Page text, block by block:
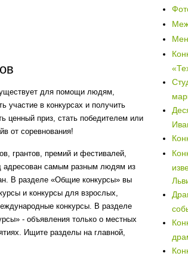
для помощи людям,
участие в конкурсах и получить
ценный приз, стать победителем или
от соревнования!
грантов, премий и фестивалей,
адресован самым разным людям из
В разделе «Общие конкурсы» вы
и конкурсы для взрослых,
конкурсы. В разделе
- объявления только о местных
Ищите разделы на главной,